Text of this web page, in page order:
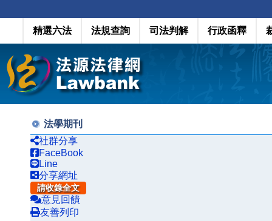
精選六法 法規查詢 司法判解 行政函釋
法學期刊
社群分享
FaceBook
Line
分享網址
請收錄全文
意見回饋
友善列印